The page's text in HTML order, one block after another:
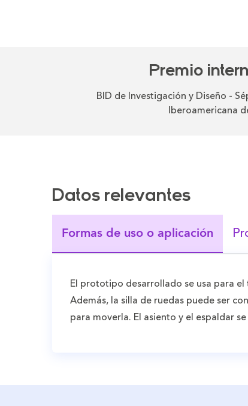
Premio
BID de Investigación y Diseño -
Iberoamericana
Datos relevantes
Formas de uso o aplicación
El prototipo desarrollado se usa para
Además, la silla de ruedas puede ser
para moverla. El asiento y el espaldar